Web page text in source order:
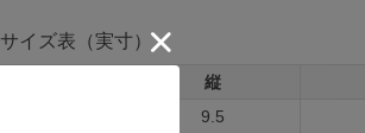
サイズ表（実寸）
縦
9.5